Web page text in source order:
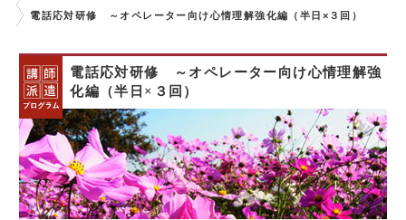
電話応対研修 ～オペレーター向け心情理解強化編（半日×３回）
電話応対研修 ～オペレーター向け心情理解強
化編（半日×３回）